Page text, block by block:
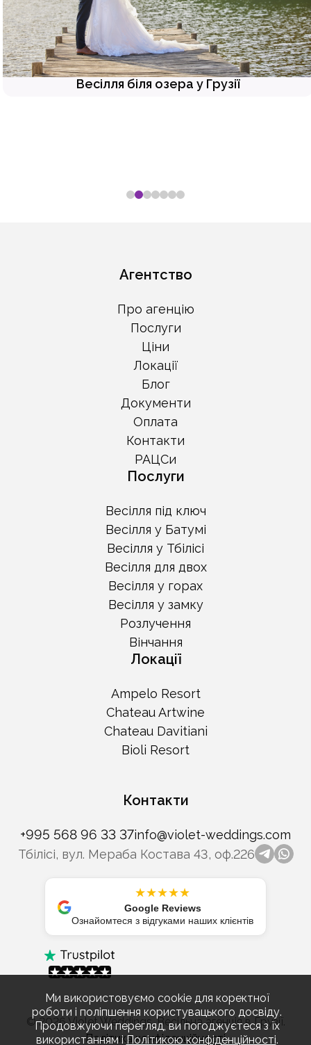
Весілля біля озера у Грузії
Aгентство
Про агенцію
Послуги
Ціни
Локації
Блог
Документи
Оплата
Контакти
РАЦСи
Послуги
Весілля під ключ
Весілля у Батумі
Весілля у Тбілісі
Весілля для двох
Весілля у горах
Весілля у замку
Розлучення
Вінчання
Локації
Ampelo Resort
Chateau Artwine
Chateau Davitiani
Bioli Resort
Контакти
+995 568 96 33 37info@violet-weddings.com
Тбілісі, вул. Мераба Костава 43, оф.226
★★★★★
Google Reviews
Ознайомтеся з відгуками наших клієнтів
© 2026 Violet Weddings. Весільна агенція в Грузії.
Політика конфіденційності
Ми використовуємо cookie для коректної
роботи і поліпшення користувацького досвіду.
Продовжуючи перегляд, ви погоджуєтеся з їх
використанням іПолітикою конфіденційності.